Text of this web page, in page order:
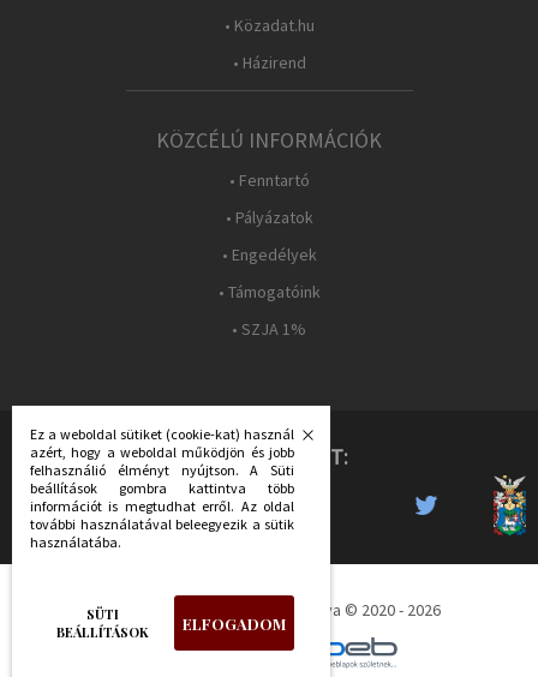
• Közadat.hu
• Házirend
KÖZCÉLÚ INFORMÁCIÓK
• Fenntartó
• Pályázatok
• Engedélyek
• Támogatóink
• SZJA 1%
KÖVESS MINKET:
Déri Múzeum - Minden jog fenntartva © 2020 - 2026
készítette:
Ez a weboldal sütiket (cookie-kat) használ
azért, hogy a weboldal működjön és jobb
felhasználió élményt nyújtson. A Süti
beállítások gombra kattintva több
információt is megtudhat erről. Az oldal
további használatával beleegyezik a sütik
használatába.
SÜTI
BEÁLLÍTÁSOK
ELFOGADOM